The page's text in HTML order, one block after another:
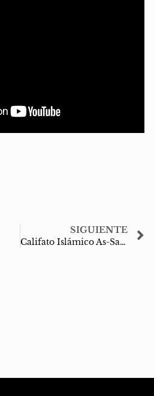
SIGUIENTE
Califato Islámico As-Saffah